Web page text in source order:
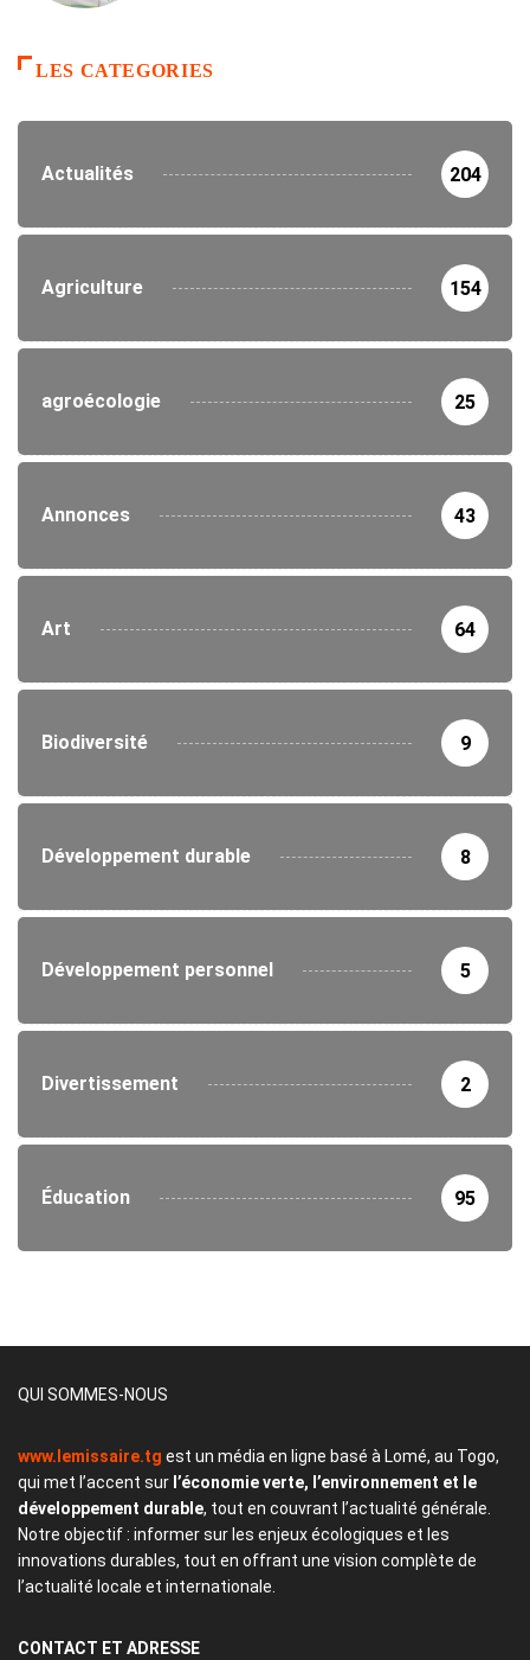
LES CATEGORIES
Actualités 204
Agriculture 154
agroécologie 25
Annonces 43
Art 64
Biodiversité 9
Développement durable 8
Développement personnel 5
Divertissement 2
Éducation 95
QUI SOMMES-NOUS
www.lemissaire.tg est un média en ligne basé à Lomé, au Togo,
qui met l’accent sur l’économie verte, l’environnement et le
développement durable, tout en couvrant l’actualité générale.
Notre objectif : informer sur les enjeux écologiques et les
innovations durables, tout en offrant une vision complète de
l’actualité locale et internationale.
CONTACT ET ADRESSE